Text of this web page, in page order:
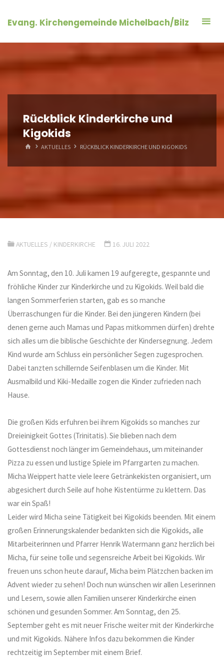
InhaltEvang. Kirchengemeinde Michelbach/Bilz
Rückblick Kinderkirche und
Kigokids
START
AKTUELLES RÜCKBLICK KINDERKIRCHE UND KIGOKIDS
AKTUELLES / KINDERKIRCHE 16. JULI 2022
Am Sonntag, den 10. Juli kamen 19 aufgeregte, gespannte und
fröhliche Kinder zur Kinderkirche und zu Kigokids. Weil bald die
langen Sommerferien starten, gab es so manche
Überraschungen für die Kinder. Bei den jüngeren Kindern (bei
denen gerne auch Mamas und Papas mitkommen dürfen) drehte
sich alles um die biblische Geschichte der Kindersegnung. Jedem
Kind wurde am Schluss ein persönlicher Segen zugesprochen.
Dabei tanzten schillernde Seifenblasen um die Kinder. Mit
Ausmalbild und Kiki-Medaille zogen die Kinder zufrieden nach
Hause.
Die großen Kids erfuhren bei ihrem Kigokids so manches zur
Dreieinigkeit Gottes (Trinitatis). Sie blieben nach dem
Gottesdienst noch länger im Gemeindehaus, um miteinander
Pizza zu essen und lustige Spiele im Pfarrgarten zu machen.
Micha Weippert hatte viele leere Getränkekisten organisiert, um
abgesichert durch Seile auf hohe Kistentürme zu klettern. Das
war ein Spaß!
Leider wird Micha seine Tätigkeit bei Kigokids beenden. Mit einem
großen Erinnerungskalender bedankten sich die Kigokids, alle
Mitarbeiterinnen und Pfarrer Henrik Watermann ganz herzlich bei
Micha, für seine tolle und segensreiche Arbeit bei Kigokids. Wir
freuen uns schon heute darauf, Micha beim Plätzchen backen im
Advent wieder zu sehen! Doch nun wünschen wir allen Leserinnen
und Lesern, sowie allen Familien unserer Kinderkirche einen
schönen und gesunden Sommer. Am Sonntag, den 25.
September geht es mit neuer Frische weiter mit der Kinderkirche
und mit Kigokids. Nähere Infos dazu bekommen die Kinder
rechtzeitig im September mit einem Brief.